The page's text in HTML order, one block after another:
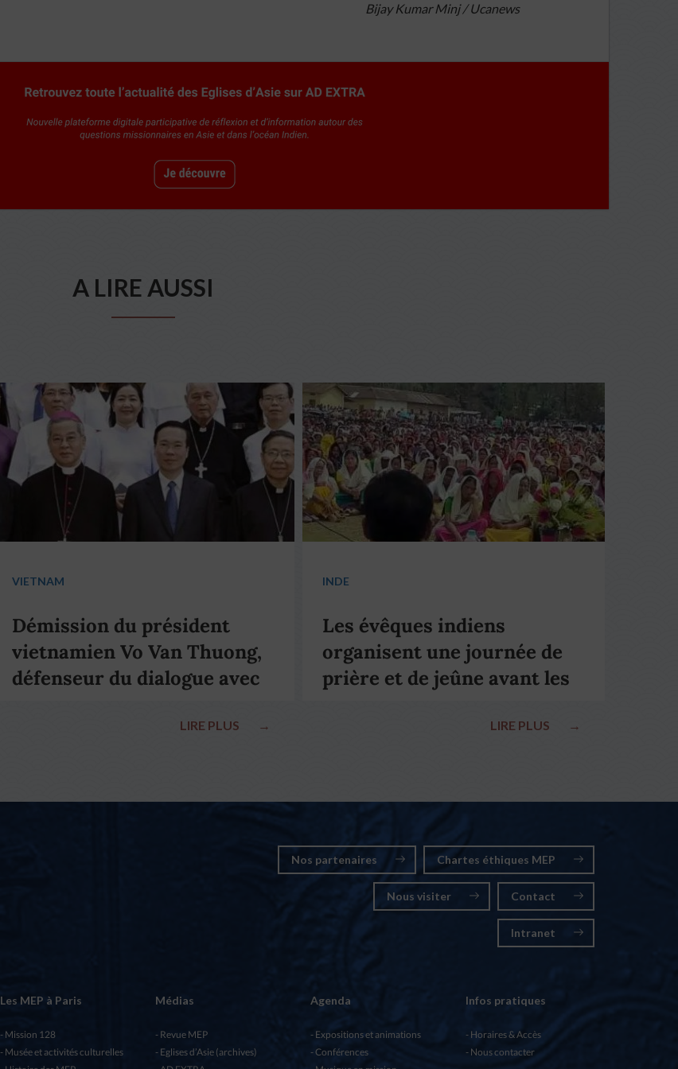
Bijay Kumar Minj / Ucanews
A LIRE AUSSI
VIETNAM
Démission du président
vietnamien Vo Van Thuong,
défenseur du dialogue avec
LIRE PLUS →
INDE
Les évêques indiens
organisent une journée de
prière et de jeûne avant les
LIRE PLUS →
Nos partenaires Chartes éthiques MEP
Nous visiter Contact
Intranet
Les MEP à Paris
Mission 128
Musée et activités culturelles
Médias
Revue MEP
Eglises d’Asie (archives)
Agenda
Expositions et animations
Conférences
Infos pratiques
Horaires & Accès
Nous contacter